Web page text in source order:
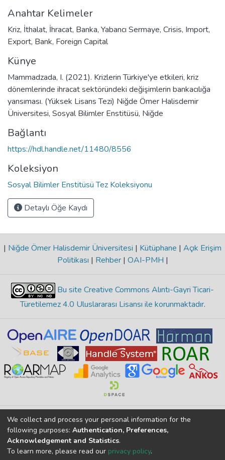
Anahtar Kelimeler
Kriz, İthalat, İhracat, Banka, Yabancı Sermaye, Crisis, Import,
Export, Bank, Foreign Capital
Künye
Mammadzada, I. (2021). Krizlerin Türkiye'ye etkileri, kriz
dönemlerinde ihracat sektöründeki değişimlerin bankacılığa
yansıması. (Yüksek Lisans Tezi) Niğde Ömer Halisdemir
Üniversitesi, Sosyal Bilimler Enstitüsü, Niğde
Bağlantı
https://hdl.handle.net/11480/8556
Koleksiyon
Sosyal Bilimler Enstitüsü Tez Koleksiyonu
Detaylı Öğe Kaydı
| Niğde Ömer Halisdemir Üniversitesi | Kütüphane | Açık Erişim
Politikası | Rehber | OAI-PMH |
Bu site Creative Commons Alıntı-Gayri Ticari-
Türetilemez 4.0 Uluslararası Lisansı ile korunmaktadır.
Merkez Yerleşke Bor Yolu 51240, Niğde, TÜRKİYE
İçerikte herhangi bir hata görürseniz lütfen bize bildirin
We collect and process your personal information for the
following purposes: Authentication, Preferences,
Acknowledgement and Statistics.
To learn more, please read our privacy policy.